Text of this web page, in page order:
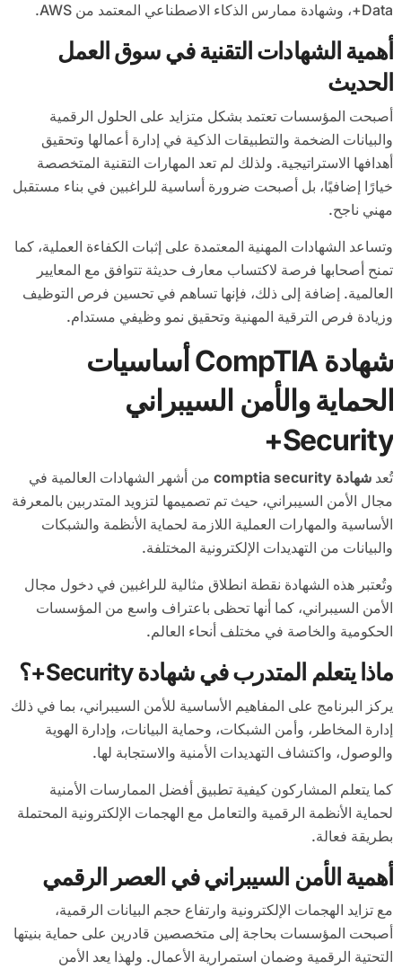
Data+، وشهادة ممارس الذكاء الاصطناعي المعتمد من AWS.
أهمية الشهادات التقنية في سوق العمل
الحديث
أصبحت المؤسسات تعتمد بشكل متزايد على الحلول الرقمية
والبيانات الضخمة والتطبيقات الذكية في إدارة أعمالها وتحقيق
أهدافها الاستراتيجية. ولذلك لم تعد المهارات التقنية المتخصصة
خيارًا إضافيًا، بل أصبحت ضرورة أساسية للراغبين في بناء مستقبل
مهني ناجح.
وتساعد الشهادات المهنية المعتمدة على إثبات الكفاءة العملية، كما
تمنح أصحابها فرصة لاكتساب معارف حديثة تتوافق مع المعايير
العالمية. إضافة إلى ذلك، فإنها تساهم في تحسين فرص التوظيف
وزيادة فرص الترقية المهنية وتحقيق نمو وظيفي مستدام.
شهادة CompTIA أساسيات
الحماية والأمن السيبراني
Security+
تُعد شهادة comptia security
من أشهر الشهادات العالمية في
مجال الأمن السيبراني، حيث تم تصميمها لتزويد المتدربين بالمعرفة
الأساسية والمهارات العملية اللازمة لحماية الأنظمة والشبكات
والبيانات من التهديدات الإلكترونية المختلفة.
وتُعتبر هذه الشهادة نقطة انطلاق مثالية للراغبين في دخول مجال
الأمن السيبراني، كما أنها تحظى باعتراف واسع من المؤسسات
الحكومية والخاصة في مختلف أنحاء العالم.
ماذا يتعلم المتدرب في شهادة Security+؟
يركز البرنامج على المفاهيم الأساسية للأمن السيبراني، بما في ذلك
إدارة المخاطر، وأمن الشبكات، وحماية البيانات، وإدارة الهوية
والوصول، واكتشاف التهديدات الأمنية والاستجابة لها.
كما يتعلم المشاركون كيفية تطبيق أفضل الممارسات الأمنية
لحماية الأنظمة الرقمية والتعامل مع الهجمات الإلكترونية المحتملة
بطريقة فعالة.
أهمية الأمن السيبراني في العصر الرقمي
مع تزايد الهجمات الإلكترونية وارتفاع حجم البيانات الرقمية،
أصبحت المؤسسات بحاجة إلى متخصصين قادرين على حماية بنيتها
التحتية الرقمية وضمان استمرارية الأعمال. ولهذا يعد الأمن